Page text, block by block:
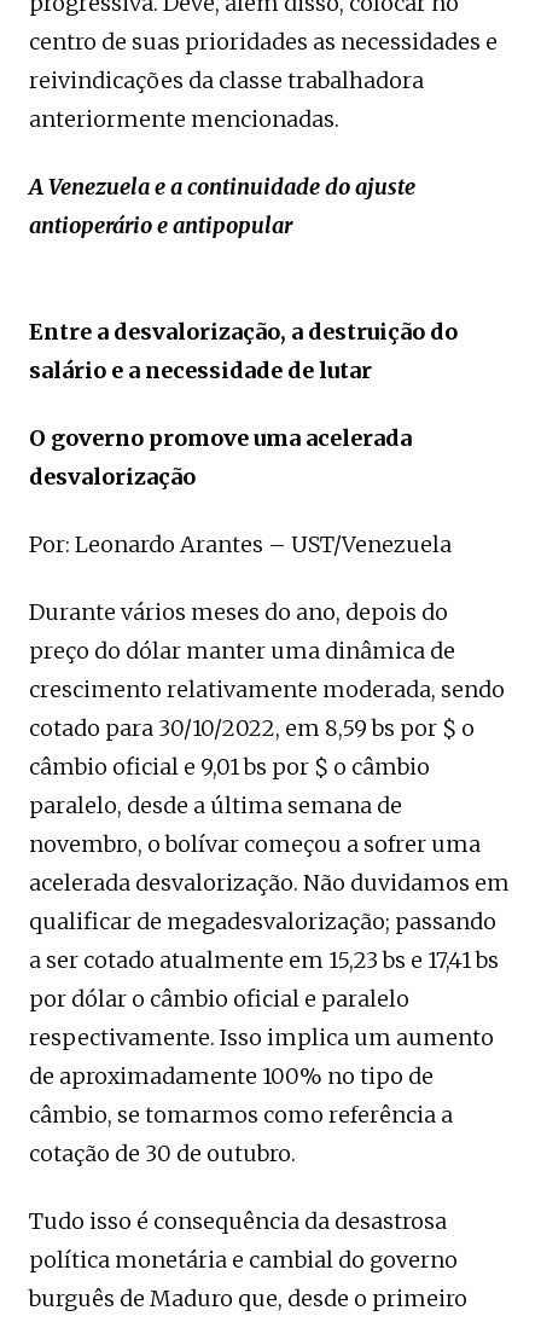
centro de suas prioridades as necessidades e
reivindicações da classe trabalhadora
anteriormente mencionadas.
A Venezuela e a continuidade do ajuste
antioperário e antipopular
Entre a desvalorização, a destruição do
salário e a necessidade de lutar
O governo promove uma acelerada
desvalorização
Por: Leonardo Arantes – UST/Venezuela
Durante vários meses do ano, depois do
preço do dólar manter uma dinâmica de
crescimento relativamente moderada, sendo
cotado para 30/10/2022, em 8,59 bs por $ o
câmbio oficial e 9,01 bs por $ o câmbio
paralelo, desde a última semana de
novembro, o bolívar começou a sofrer uma
acelerada desvalorização. Não duvidamos em
qualificar de megadesvalorização; passando
a ser cotado atualmente em 15,23 bs e 17,41 bs
por dólar o câmbio oficial e paralelo
respectivamente. Isso implica um aumento
de aproximadamente 100% no tipo de
câmbio, se tomarmos como referência a
cotação de 30 de outubro.
Tudo isso é consequência da desastrosa
política monetária e cambial do governo
burguês de Maduro que, desde o primeiro